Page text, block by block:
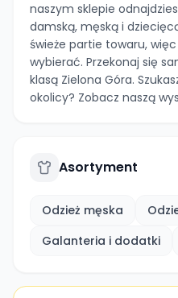
naszym sklepie
damską, męską i
świeże partie towaru,
wybierać. Przekonaj się
klasą Zielona Góra.
okolicy? Zobacz naszą
Asortyment
Odzież męska
Galanteria i dodatki